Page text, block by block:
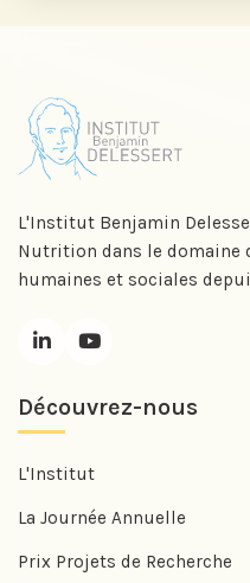
L'Institut Benjamin
Nutrition dans le domaine
humaines et sociales
Découvrez-nous
L'Institut
La Journée Annuelle
Prix Projets de Recherche